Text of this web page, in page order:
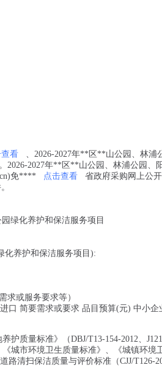
看
、2026-2027年**区**山公园、林浦
2026-2027年**区**山公园、林浦公园、
免****
点击查看
省政府采购网上公
绿化养护和保洁服务项目
化养护和保洁服务项目):
求或服务要求等）
口 简要需求或要求 品目预算(元) 中小企
护质量标准》（DBJ/T13-154-2012、
城市环境卫生质量标准》、《城镇环境
路清扫保洁质量与评价标准（CJJ/T126-